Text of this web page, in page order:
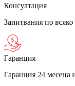
Консултация
Запитвания по всяко
Гаранция
Гаранция 24 месеца